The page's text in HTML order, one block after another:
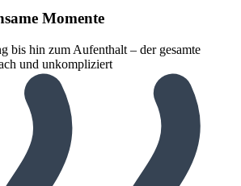
Momente
bis hin zum Aufenthalt – der gesamte
und unkompliziert